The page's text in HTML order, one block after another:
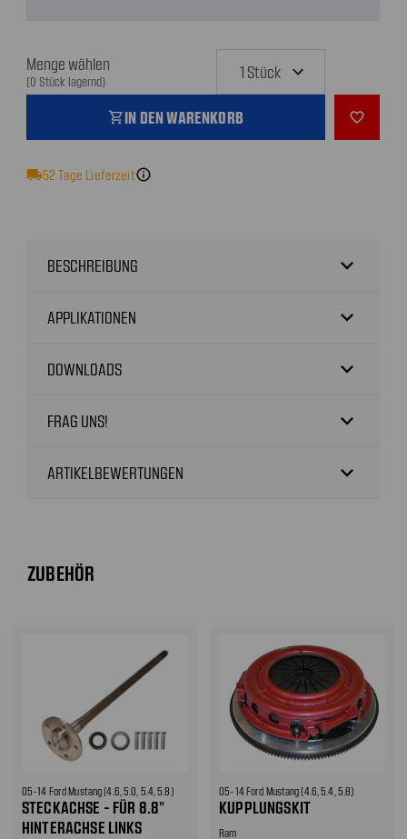
Menge wählen
(0 Stück lagernd)
shopping_cartIN DEN WARENKORB favorite_outline
local_shipping52Tage Lieferzeitinfo
BESCHREIBUNG expand_more
APPLIKATIONEN expand_more
DOWNLOADS expand_more
FRAG UNS! expand_more
ARTIKELBEWERTUNGEN expand_more
ZUBEHÖR
05-14 Ford Mustang (4.6, 5.0, 5.4, 5.8)
STECKACHSE - FÜR 8.8"
HINTERACHSE LINKS
05-14 Ford Mustang (4.6, 5.4, 5.8)
KUPPLUNGSKIT
Ram